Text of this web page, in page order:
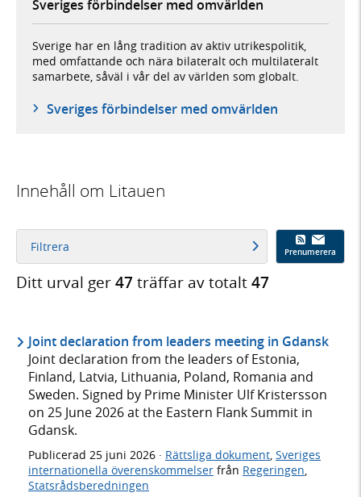
Sveriges förbindelser med omvärlden
Sverige har en lång tradition av aktiv utrikespolitik,
med omfattande och nära bilateralt och multilateralt
samarbete, såväl i vår del av världen som globalt.
Sveriges förbindelser med omvärlden
Innehåll om Litauen
Filtrera Prenumerera
Ditt urval ger47 träffar av totalt47
Joint declaration from leaders meeting in Gdansk
Joint declaration from the leaders of Estonia,
Finland, Latvia, Lithuania, Poland, Romania and
Sweden. Signed by Prime Minister Ulf Kristersson
on 25 June 2026 at the Eastern Flank Summit in
Gdansk.
Publicerad 25 juni 2026 · Rättsliga dokument, Sveriges
internationella överenskommelser från Regeringen,
Statsrådsberedningen